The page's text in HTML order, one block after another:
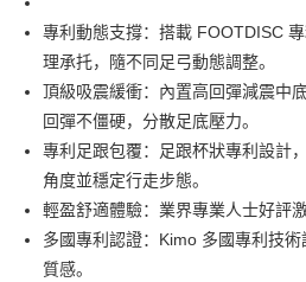
台湾中小企业银行
台
汇丰（台湾）商业银行
联邦商业银行
元大商业银行
永
玉山商业银行
台新国际商业银行
中
台湾乐天信用卡公司
Apple Pay
街口支付
Google Pay
一、關於 AFTEE先享後付
1. 於付款方式選擇AFTEE先享後付，將跳
ATM付款
專利動態支撐：搭載 FOOTDISC
理承托，隨不同足弓動態調整。
頂級吸震緩衝：內置高回彈減震中
回彈不僵硬，分散足底壓力。
專利足跟包覆：足跟杯狀專利設計
角度並穩定行走步態。
輕盈舒適體驗：業界專業人士好評
多國專利認證：Kimo 多國專利技
質感。